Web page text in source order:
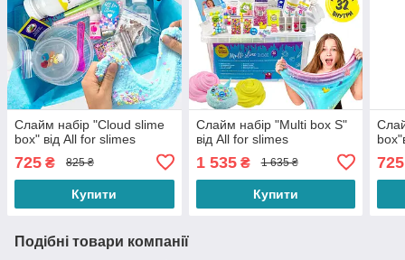
Слайм набір "Cloud slime
box" від All for slimes
725 ₴ 825 ₴
Купити
Слайм набір "Multi box S"
від All for slimes
1 535₴ 1 635 ₴
Купити
725
Подібні товари компанії